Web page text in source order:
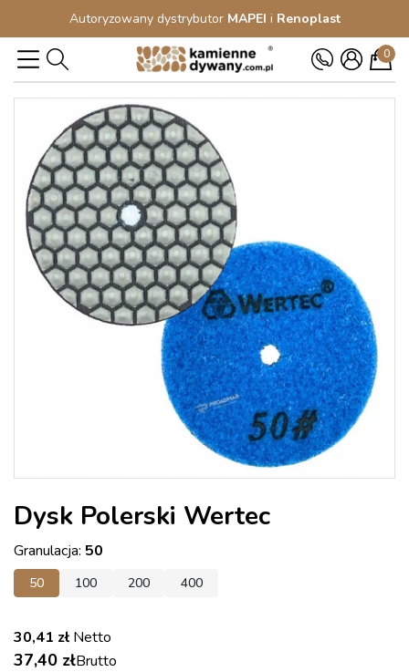
Autoryzowany dystrybutor MAPEI i Renoplast
0
Dysk Polerski Wertec
Granulacja: 50
50 100 200 400
30,41 zł Netto
37,40 złBrutto